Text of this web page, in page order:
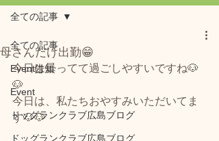
全ての記事
Event告知
Event
ドッグランクラブ広島ブログ
ドッグランクラブ広島ブログ
全ての記事
母さんだけ出勤😁
今日は曇ってて過ごしやすいですね🐶
🐶
今日は、私たちおやすみいただいてま
す🐶🐶